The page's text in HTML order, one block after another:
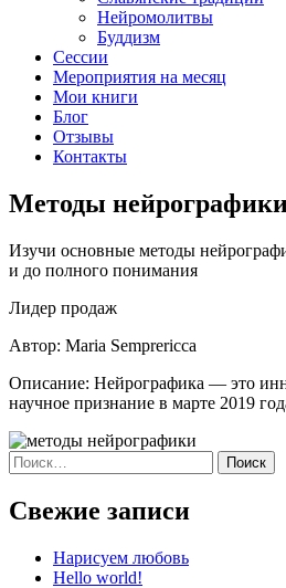
Нейромолитвы
Буддизм
Сессии
Мероприятия на месяц
Мои книги
Блог
Отзывы
Контакты
Методы
Изучи основные методы
и до полного понимания
Лидер продаж
Автор: Maria Semprericca
Описание: Нейрографика — это
научное признание в марте 2019
Найти:
Свежие записи
Нарисуем любовь
Hello world!